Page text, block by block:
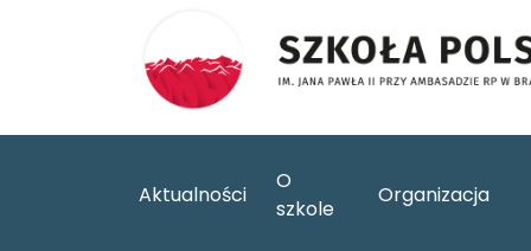
Aktualności
O
szkole
Organizacja